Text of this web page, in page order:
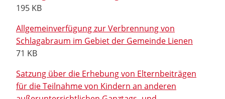
195 KB
Allgemeinverfügung zur Verbrennung von
Schlagabraum im Gebiet der Gemeinde Lienen
71 KB
Satzung über die Erhebung von Elternbeiträgen
für die Teilnahme von Kindern an anderen